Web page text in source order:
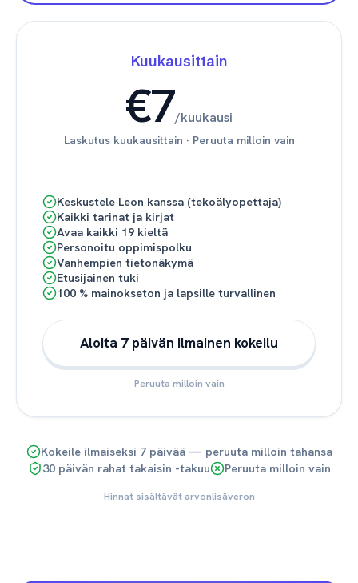
Kuukausittain
€7/kuukausi
Laskutus kuukausittain · Peruuta milloin vain
Keskustele Leon kanssa (tekoälyopettaja)
Kaikki tarinat ja kirjat
Avaa kaikki 19 kieltä
Personoitu oppimispolku
Vanhempien tietonäkymä
Etusijainen tuki
100 % mainokseton ja lapsille turvallinen
Aloita 7 päivän ilmainen kokeilu
Peruuta milloin vain
Kokeile ilmaiseksi 7 päivää — peruuta milloin tahansa
30 päivän rahat takaisin -takuu
Peruuta milloin vain
Hinnat sisältävät arvonlisäveron